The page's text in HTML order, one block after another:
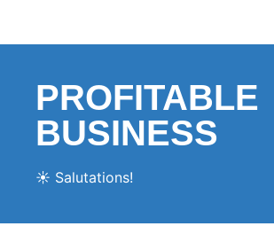
PROFITABLE
BUSINESS
☀️ Salutations!